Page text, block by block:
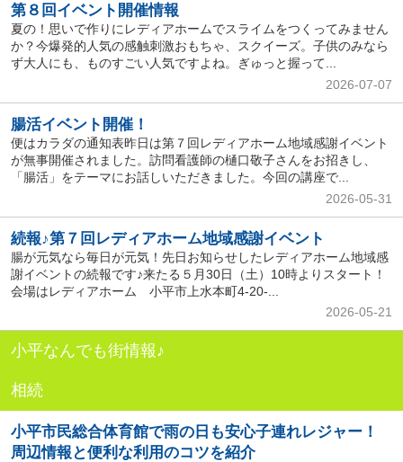
第８回イベント開催情報
夏の！思いで作りにレディアホームでスライムをつくってみません
か？今爆発的人気の感触刺激おもちゃ、スクイーズ。子供のみなら
ず大人にも、ものすごい人気ですよね。ぎゅっと握って...
2026-07-07
腸活イベント開催！
便はカラダの通知表昨日は第７回レディアホーム地域感謝イベント
が無事開催されました。訪問看護師の樋口敬子さんをお招きし、
「腸活」をテーマにお話しいただきました。今回の講座で...
2026-05-31
続報♪第７回レディアホーム地域感謝イベント
腸が元気なら毎日が元気！先日お知らせしたレディアホーム地域感
謝イベントの続報です♪来たる５月30日（土）10時よりスタート！
会場はレディアホーム 小平市上水本町4-20-...
2026-05-21
小平なんでも街情報♪
相続
小平市民総合体育館で雨の日も安心子連れレジャー！
周辺情報と便利な利用のコツを紹介